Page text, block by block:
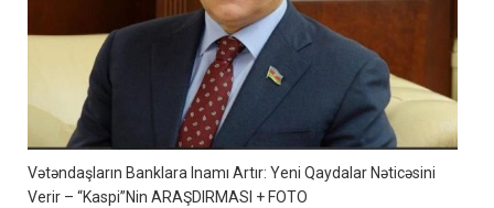
Vətəndaşların Banklara Inamı Artır: Yeni Qaydalar Nəticəsini
Verir – “Kaspi”nin ARAŞDIRMASI + FOTO